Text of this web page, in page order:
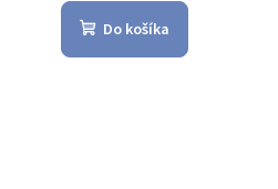
Do košíka